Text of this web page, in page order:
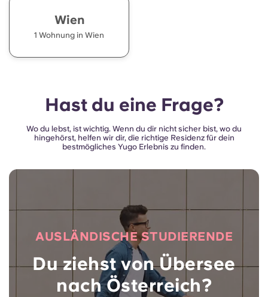
Wien
1 Wohnung in Wien
Hast du eine Frage?
Wo du lebst, ist wichtig. Wenn du dir nicht sicher bist, wo du
hingehörst, helfen wir dir, die richtige Residenz für dein
bestmögliches Yugo Erlebnis zu finden.
AUSLÄNDISCHE STUDIERENDE
Du ziehst von Übersee
nach Österreich?